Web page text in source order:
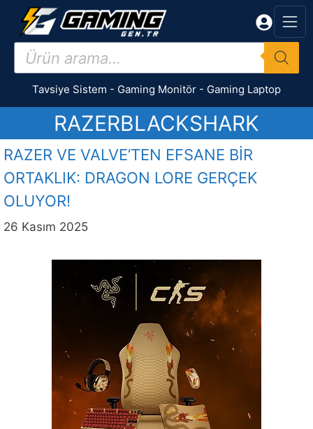
İçeriğe
Products
search
Tavsiye Sistem - Gaming Monitör - Gaming Laptop
RAZERBLACKSHARK
RAZER VE VALVE’TEN EFSANE BİR
ORTAKLIK: DRAGON LORE GERÇEK
OLUYOR!
26 Kasım 2025